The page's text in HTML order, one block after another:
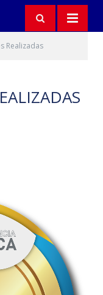
Realizadas